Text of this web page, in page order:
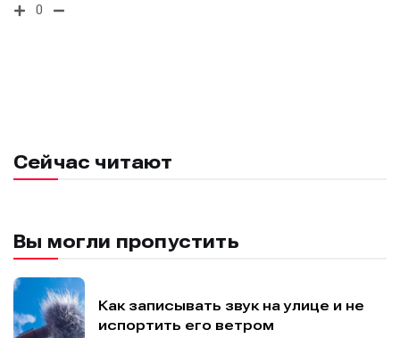
0
Сейчас читают
Вы могли пропустить
Как записывать звук на улице и не
испортить его ветром